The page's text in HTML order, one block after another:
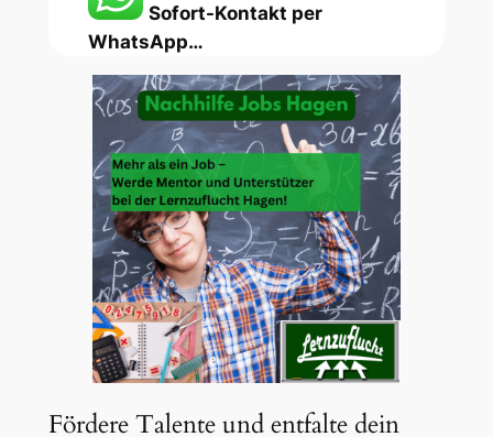
Sofort-Kontakt per
WhatsApp…
Fördere Talente und entfalte dein